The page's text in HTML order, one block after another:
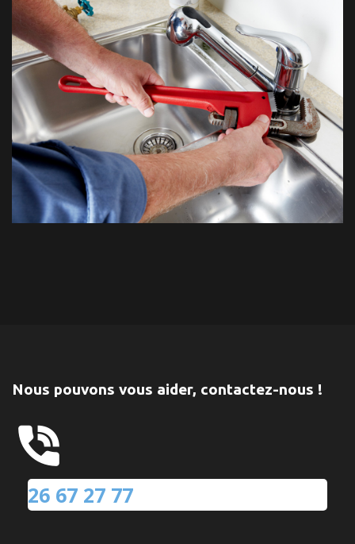
Nous pouvons vous aider, contactez-nous !
26 67 27 77